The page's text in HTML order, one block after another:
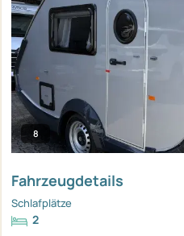
8
Fahrzeugdetails
Schlafplätze
2